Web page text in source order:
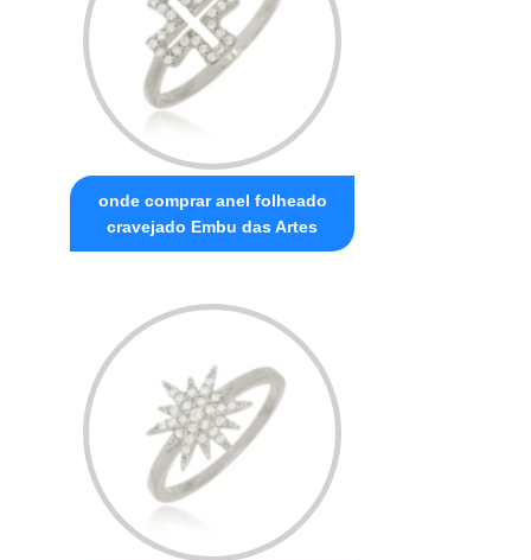
onde comprar anel folheado
cravejado Embu das Artes